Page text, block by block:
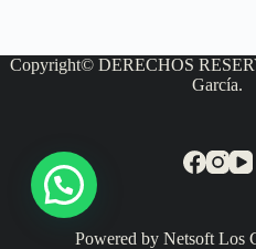
Copyright© DERECHOS
García.
Powered by Netsoft Los